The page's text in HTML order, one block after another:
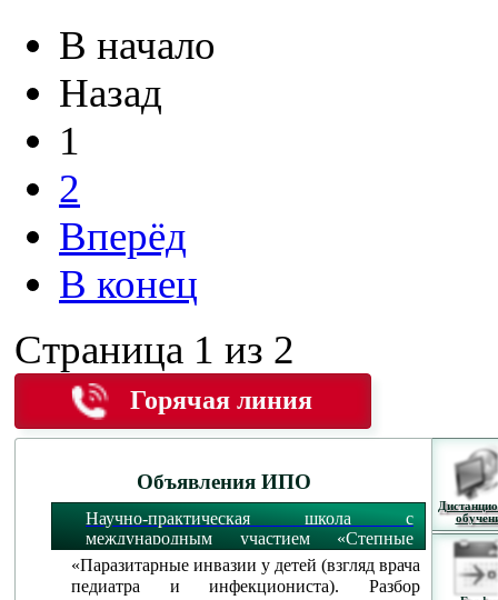
В начало
Назад
1
2
Вперёд
В конец
Страница 1 из 2
Горячая линия
Объявления ИПО
Научно-практическая школа с
международным участием «Степные
огни»:
«Паразитарные инвазии у детей (взгляд врача
педиатра и инфекциониста). Разбор